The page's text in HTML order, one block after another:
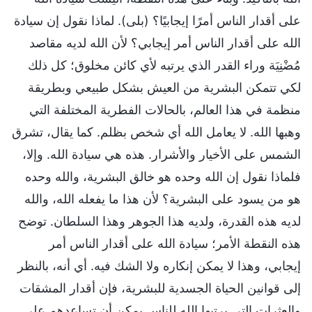
على أقدار الناس أمرًا إيجابيًا؟ (بلى). لماذا نقول إن سيادة
الله على أقدار الناس أمر إيجابي؟ لأن الله لديه مقاصد
مُضْنِيَة وراء القدر الذي يرتبه لأي كائن مخلوق؛ كل ذلك
لكي تتمكن البشرية من العيش بشكل طبيعي وبطريقة
منظمة في هذا العالم، بالحالات الفطرية المختلفة التي
وهبها الله. لا يعامل الله أي شخص بظلم. كما يقال، تشرق
الشمس على الأخيار والأشرار. هذه هي سيادة الله. وإلا،
فلماذا نقول إن الله وحده هو خالق البشرية، والله وحده
هو من يسود على البشرية؟ لأن هذا ما يفعله الله، والله
لديه هذه القدرة، ولديه هذا الجوهر وهذا السلطان. توضح
هذه النقطة الأمر؛ سيادة الله على أقدار الناس أمر
إيجابي، وهذا لا يمكن إنكاره ولا الشك فيه. أي أنه، بالنظر
إلى قوانين الحياة الجسدية للبشرية، فإن أقدار المشقات